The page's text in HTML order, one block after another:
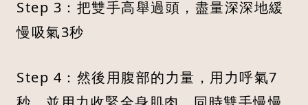
Step 3：把雙手高舉過頭，盡量深深地緩
慢吸氣3秒
Step 4：然後用腹部的力量，用力呼氣7